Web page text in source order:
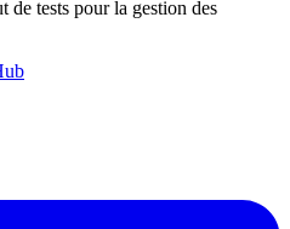
de tests pour la gestion des